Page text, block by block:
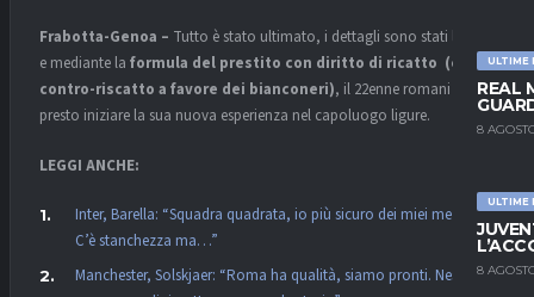
ULTIME
REAL
8
ULTIME
8
Frabotta-Genoa – Tutto è stato ultimato, i dettagli sono stati limati
e mediante la formula del prestito con diritto di ricatto (e
contro-riscatto a favore dei bianconeri), il 22enne romani potrà
presto iniziare la sua nuova esperienza nel capoluogo ligure.
LEGGI ANCHE:
Inter, Barella: “Squadra quadrata, io più sicuro dei miei mezzi.
C’è stanchezza ma…”
Manchester, Solskjaer: “Roma ha qualità, siamo pronti. Nessuna